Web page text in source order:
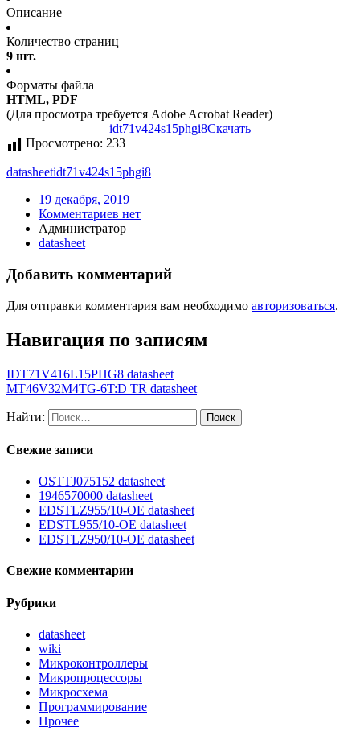
Описание
Количество страниц
9 шт.
Форматы файла
HTML, PDF
(Для просмотра требуется Adobe Acrobat Reader)
idt71v424s15phgi8Скачать
Просмотрено: 233
datasheetidt71v424s15phgi8
19 декабря, 2019
Комментариев нет
Администратор
datasheet
Добавить комментарий
Для отправки комментария вам необходимо авторизоваться.
Навигация по записям
IDT71V416L15PHG8 datasheet
MT46V32M4TG-6T:D TR datasheet
Найти:
Свежие записи
OSTTJ075152 datasheet
1946570000 datasheet
EDSTLZ955/10-OE datasheet
EDSTL955/10-OE datasheet
EDSTLZ950/10-OE datasheet
Свежие комментарии
Рубрики
datasheet
wiki
Микроконтроллеры
Микропроцессоры
Микросхема
Программирование
Прочее